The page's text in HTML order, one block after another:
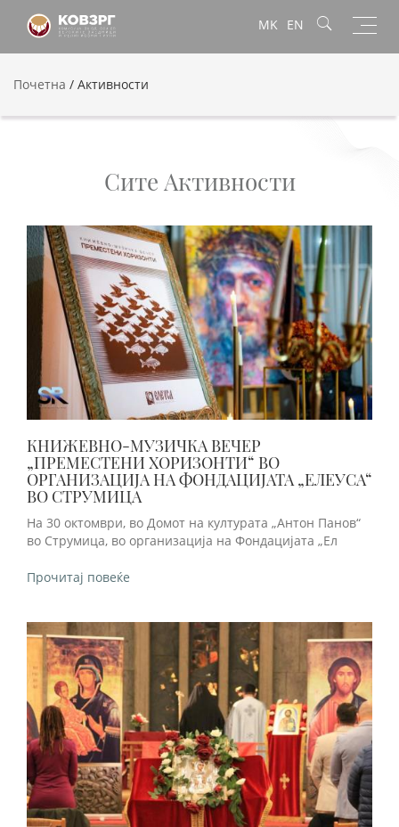
MK EN
Почетна / Активности
Сите Активности
КНИЖЕВНО-МУЗИЧКА ВЕЧЕР
„ПРЕМЕСТЕНИ ХОРИЗОНТИ“ ВО
ОРГАНИЗАЦИЈА НА ФОНДАЦИЈАТА „ЕЛЕУСА“
ВО СТРУМИЦА
На 30 октомври, во Домот на културата „Антон Панов“
во Струмица, во организација на Фондацијата „Ел
Прочитај повеќе